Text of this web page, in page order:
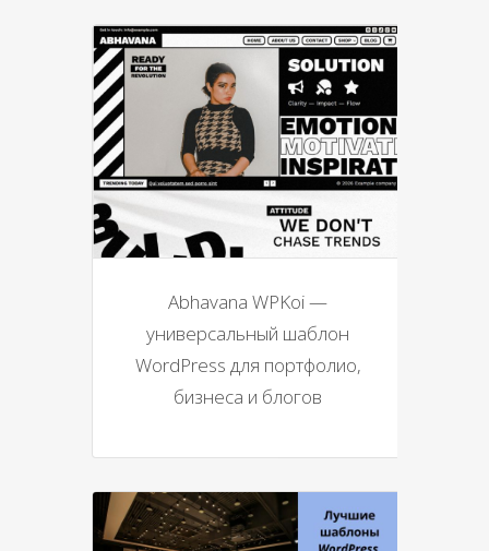
Abhavana WPKoi —
универсальный шаблон
WordPress для портфолио,
бизнеса и блогов